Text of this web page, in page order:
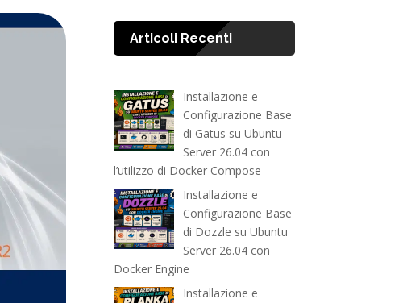
Articoli Recenti
Installazione e
Configurazione Base
di Gatus su Ubuntu
Server 26.04 con
l’utilizzo di Docker Compose
Installazione e
Configurazione Base
di Dozzle su Ubuntu
Server 26.04 con
Docker Engine
Installazione e